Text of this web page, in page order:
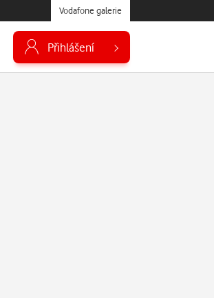
Vodafone galerie
Přihlášení